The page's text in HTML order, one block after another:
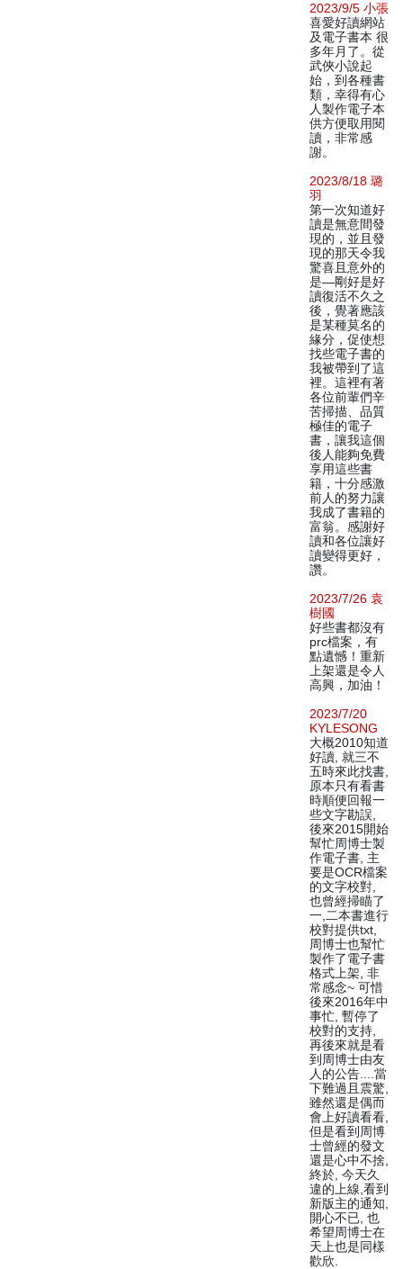
2023/9/5 小張
喜愛好讀網站
及電子書本 很
多年月了。從
武俠小說起
始，到各種書
類，幸得有心
人製作電子本
供方便取用閱
讀，非常感
謝。
2023/8/18 璐
羽
第一次知道好
讀是無意間發
現的，並且發
現的那天令我
驚喜且意外的
是—剛好是好
讀復活不久之
後，覺著應該
是某種莫名的
緣分，促使想
找些電子書的
我被帶到了這
裡。這裡有著
各位前輩們辛
苦掃描、品質
極佳的電子
書，讓我這個
後人能夠免費
享用這些書
籍，十分感激
前人的努力讓
我成了書籍的
富翁。感謝好
讀和各位讓好
讀變得更好，
讚。
2023/7/26 袁
樹國
好些書都沒有
prc檔案，有
點遺憾！重新
上架還是令人
高興，加油！
2023/7/20
KYLESONG
大概2010知道
好讀, 就三不
五時來此找書,
原本只有看書
時順便回報一
些文字勘誤,
後來2015開始
幫忙周博士製
作電子書, 主
要是OCR檔案
的文字校對,
也曾經掃瞄了
一,二本書進行
校對提供txt,
周博士也幫忙
製作了電子書
格式上架, 非
常感念~ 可惜
後來2016年中
事忙, 暫停了
校對的支持,
再後來就是看
到周博士由友
人的公告....當
下難過且震驚,
雖然還是偶而
會上好讀看看,
但是看到周博
士曾經的發文
還是心中不捨,
終於, 今天久
違的上線,看到
新版主的通知,
開心不已, 也
希望周博士在
天上也是同樣
歡欣.